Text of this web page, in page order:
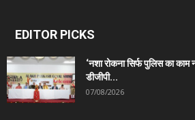
EDITOR PICKS
‘नशा रोकना सिर्फ पुलिस का काम
डीजीपी...
07/08/2026